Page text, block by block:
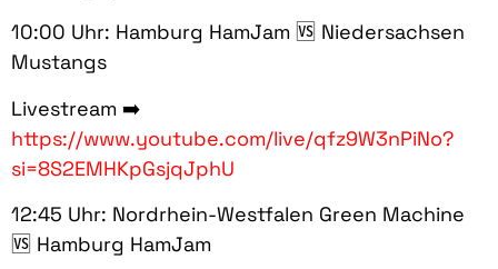
10:00 Uhr: Hamburg HamJam 🆚 Niedersachsen
Mustangs
Livestream ➡️
https://www.youtube.com/live/qfz9W3nPiNo?
si=8S2EMHKpGsjqJphU
12:45 Uhr: Nordrhein-Westfalen Green Machine
🆚 Hamburg HamJam